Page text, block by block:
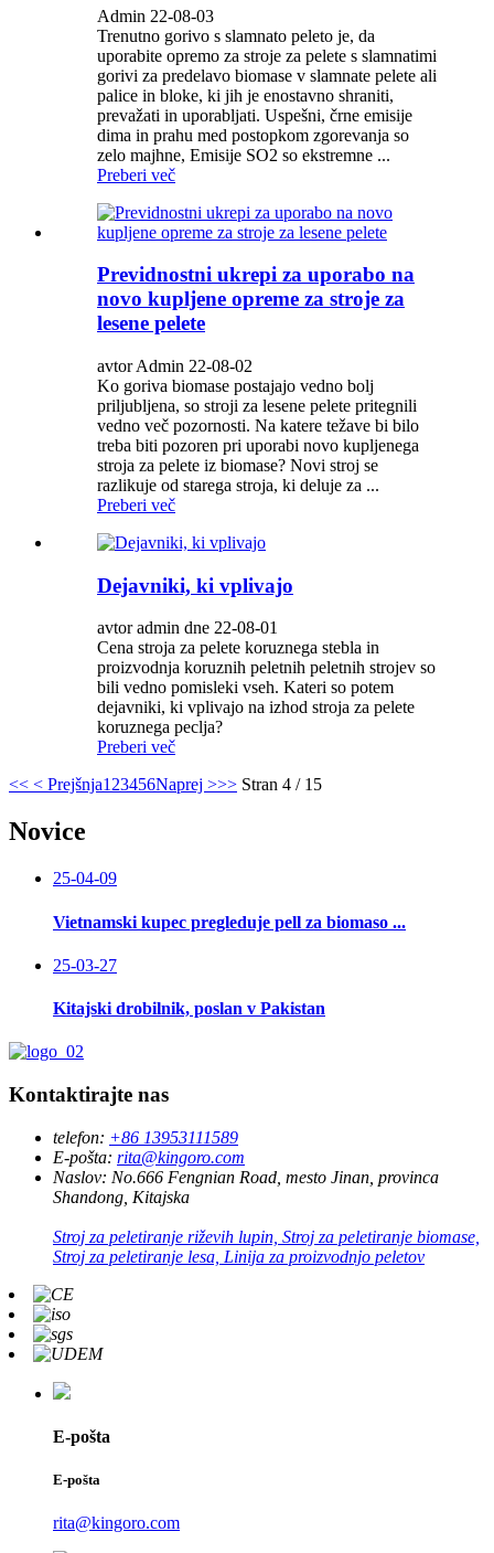
Admin 22-08-03
Trenutno gorivo s slamnato peleto je, da
uporabite opremo za stroje za pelete s slamnatimi
gorivi za predelavo biomase v slamnate pelete ali
palice in bloke, ki jih je enostavno shraniti,
prevažati in uporabljati. Uspešni, črne emisije
dima in prahu med postopkom zgorevanja so
zelo majhne, ​​Emisije SO2 so ekstremne ...
Preberi več
Previdnostni ukrepi za uporabo na
novo kupljene opreme za stroje za
lesene pelete
avtor Admin 22-08-02
Ko goriva biomase postajajo vedno bolj
priljubljena, so stroji za lesene pelete pritegnili
vedno več pozornosti. Na katere težave bi bilo
treba biti pozoren pri uporabi novo kupljenega
stroja za pelete iz biomase? Novi stroj se
razlikuje od starega stroja, ki deluje za ...
Preberi več
Dejavniki, ki vplivajo
avtor admin dne 22-08-01
Cena stroja za pelete koruznega stebla in
proizvodnja koruznih peletnih peletnih strojev so
bili vedno pomisleki vseh. Kateri so potem
dejavniki, ki vplivajo na izhod stroja za pelete
koruznega peclja?
Preberi več
<< < Prejšnja123456Naprej >>> Stran 4 / 15
Novice
25-04-09
Vietnamski kupec pregleduje pell za biomaso ...
25-03-27
Kitajski drobilnik, poslan v Pakistan
Kontaktirajte nas
telefon: +86 13953111589
E-pošta: rita@kingoro.com
Naslov: No.666 Fengnian Road, mesto Jinan, provinca
Shandong, Kitajska
Stroj za peletiranje riževih lupin, Stroj za peletiranje biomase,
Stroj za peletiranje lesa, Linija za proizvodnjo peletov
E-pošta
E-pošta
rita@kingoro.com